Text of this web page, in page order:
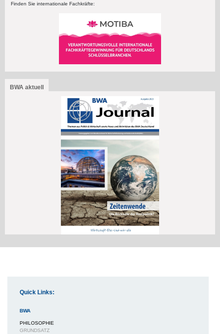
Finden Sie internationale Fachkräfte:
BWA aktuell
Quick Links:
BWA
PHILOSOPHIE
GRUNDSATZ